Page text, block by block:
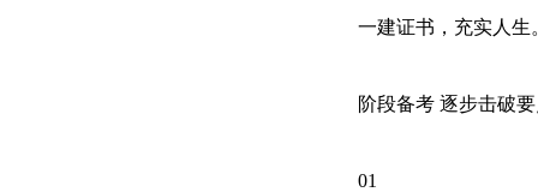
一建证书，充实人生
阶段备考 逐步击破
01